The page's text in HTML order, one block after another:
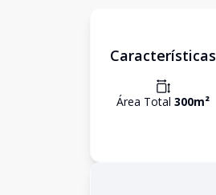
Características
Área Total 300m²